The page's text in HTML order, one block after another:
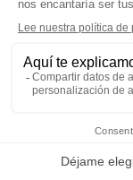
Menciones legales
PARA VUESTRA SALUD
Los complementos
sano y no ser utilizados